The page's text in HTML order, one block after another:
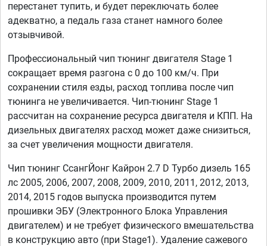
перестанет тупить, и будет переключать более
адекватно, а педаль газа станет намного более
отзывчивой.
Профессиональный чип тюнинг двигателя Stage 1
сокращает время разгона с 0 до 100 км/ч. При
сохранении стиля езды, расход топлива после чип
тюнинга не увеличивается. Чип-тюнинг Stage 1
рассчитан на сохранение ресурса двигателя и КПП. На
дизельных двигателях расход может даже снизиться,
за счет увеличения мощности двигателя.
Чип тюнинг СсангЙонг Кайрон 2.7 D Турбо дизель 165
лс 2005, 2006, 2007, 2008, 2009, 2010, 2011, 2012, 2013,
2014, 2015 годов выпуска производится путем
прошивки ЭБУ (Электронного Блока Управления
двигателем) и не требует физического вмешательства
в конструкцию авто (при Stage1). Удаление сажевого